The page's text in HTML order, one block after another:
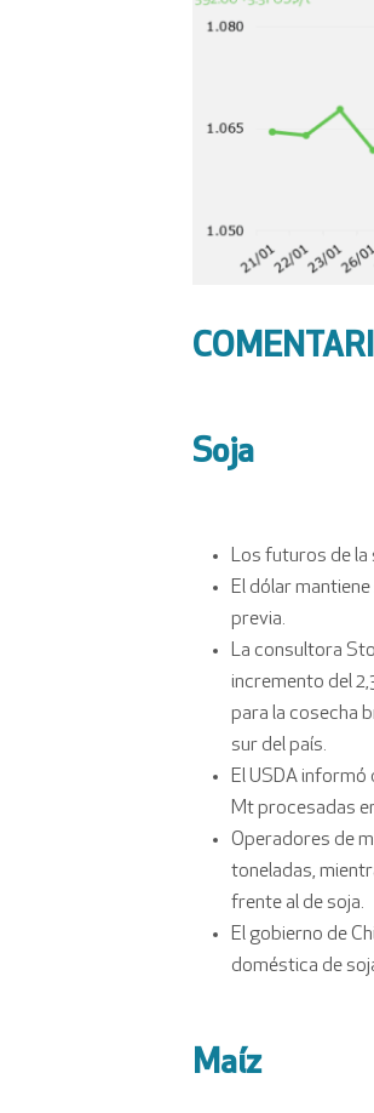
Soja
Los futuros de la
El dólar
previa.
La consultora
incremento del
para la cosecha
sur del país.
El USDA informó
Mt procesadas
Operadores de
toneladas,
frente al de soja.
El gobierno de
doméstica de
Maíz